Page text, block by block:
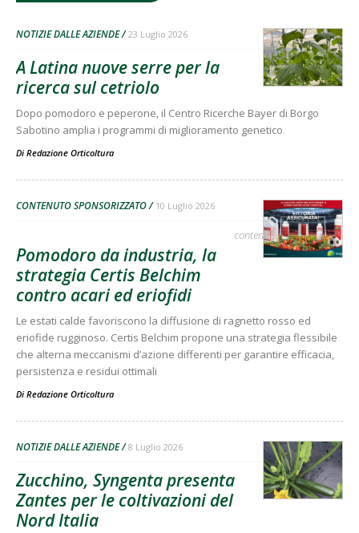
NOTIZIE DALLE AZIENDE 23 Luglio 2026
A Latina nuove serre per la
ricerca sul cetriolo
Dopo pomodoro e peperone, il Centro Ricerche Bayer di Borgo
Sabotino amplia i programmi di miglioramento genetico
Di Redazione Orticoltura
CONTENUTO SPONSORIZZATO 10 Luglio 2026
contenuto sponsorizzato
Pomodoro da industria, la
strategia Certis Belchim
contro acari ed eriofidi
Le estati calde favoriscono la diffusione di ragnetto rosso ed
eriofide rugginoso. Certis Belchim propone una strategia flessibile
che alterna meccanismi d’azione differenti per garantire efficacia,
persistenza e residui ottimali
Di Redazione Orticoltura -
NOTIZIE DALLE AZIENDE 8 Luglio 2026
Zucchino, Syngenta presenta
Zantes per le coltivazioni del
Nord Italia